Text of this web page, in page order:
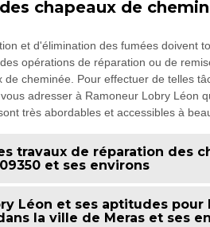
chapeaux de
et d'élimination des fumées doivent
opérations de réparation ou de
de cheminée. Pour effectuer de telles
adresser à Ramoneur Lobry Léon
très abordables et accessibles à
travaux de réparation des
et ses environs
Léon et ses aptitudes pour
la ville de Meras et ses